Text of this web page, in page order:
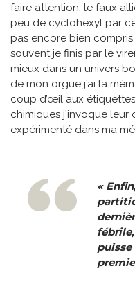
faire attention, le faux
peu de cyclohexyl par ce
pas encore bien compris
souvent je finis par le
mieux dans un univers
de mon orgue j’ai la
coup d’œil aux
chimiques j’invoque
expérimenté dans ma
«
puisse